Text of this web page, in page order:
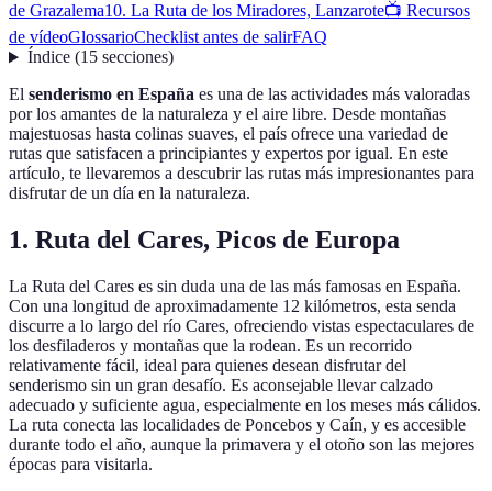
de Grazalema10. La Ruta de los Miradores, Lanzarote📺 Recursos
de vídeoGlossarioChecklist antes de salirFAQ
Índice(15 secciones)
El senderismo en España es una de las actividades más valoradas
por los amantes de la naturaleza y el aire libre. Desde montañas
majestuosas hasta colinas suaves, el país ofrece una variedad de
rutas que satisfacen a principiantes y expertos por igual. En este
artículo, te llevaremos a descubrir las rutas más impresionantes para
disfrutar de un día en la naturaleza.
1. Ruta del Cares, Picos de Europa
La Ruta del Cares es sin duda una de las más famosas en España.
Con una longitud de aproximadamente 12 kilómetros, esta senda
discurre a lo largo del río Cares, ofreciendo vistas espectaculares de
los desfiladeros y montañas que la rodean. Es un recorrido
relativamente fácil, ideal para quienes desean disfrutar del
senderismo sin un gran desafío. Es aconsejable llevar calzado
adecuado y suficiente agua, especialmente en los meses más cálidos.
La ruta conecta las localidades de Poncebos y Caín, y es accesible
durante todo el año, aunque la primavera y el otoño son las mejores
épocas para visitarla.